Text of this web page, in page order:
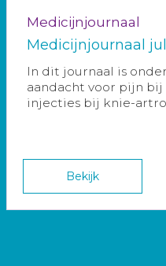
Medicijnjournaal
Medicijnjournaal
In dit journaal is
aandacht voor pijn
injecties bij knie-
Bekijk